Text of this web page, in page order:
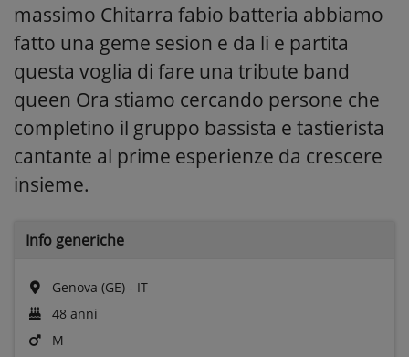
massimo Chitarra fabio batteria abbiamo
fatto una geme sesion e da li e partita
questa voglia di fare una tribute band
queen Ora stiamo cercando persone che
completino il gruppo bassista e tastierista
cantante al prime esperienze da crescere
insieme.
Info generiche
Genova (GE) - IT
48 anni
M